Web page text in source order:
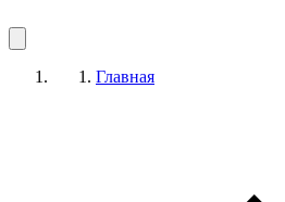
Главная